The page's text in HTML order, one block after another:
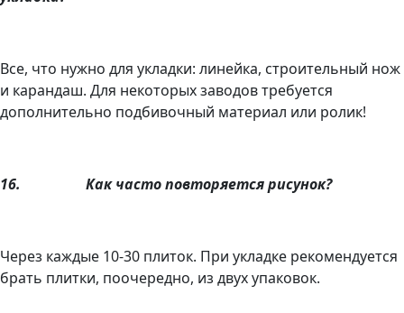
Все, что нужно для укладки: линейка, строительный нож
и карандаш. Для некоторых заводов требуется
дополнительно подбивочный материал или ролик!
16. Как часто повторяется рисунок?
Через каждые 10-30 плиток. При укладке рекомендуется
брать плитки, поочередно, из двух упаковок.